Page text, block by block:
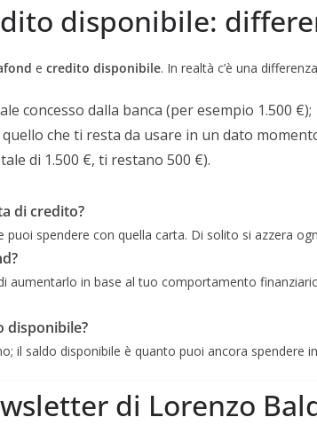
disponibile:
e credito disponibile. In realtà c’è una
concesso dalla banca (per esempio 1.500 €);
quello che ti resta da usare in un dato
di 1.500 €, ti restano 500 €).
di credito?
puoi spendere con quella carta. Di solito si azzera
aumentarlo in base al tuo comportamento
disponibile?
il saldo disponibile è quanto puoi ancora spendere
di Lorenzo